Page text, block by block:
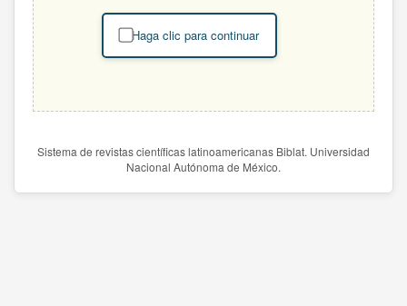
Haga clic para continuar
Sistema de revistas científicas latinoamericanas Biblat. Universidad
Nacional Autónoma de México.